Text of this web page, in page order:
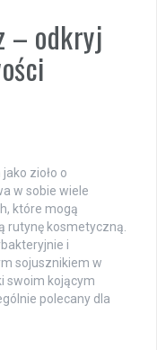
– odkryj
zioło o
w sobie wiele
które mogą
rutynę kosmetyczną.
i
sojusznikiem w
swoim kojącym
polecany dla